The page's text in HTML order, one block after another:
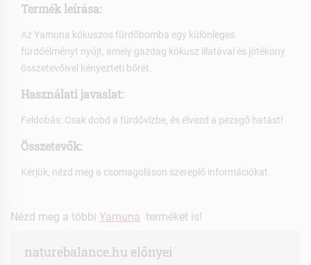
Termék leírása:
Az Yamuna kókuszos fürdőbomba egy különleges
fürdőélményt nyújt, amely gazdag kókusz illatával és jótékony
összetevőivel kényezteti bőrét.
Használati javaslat:
Feldobás: Csak dobd a fürdővízbe, és élvezd a pezsgő hatást!
Összetevők:
Kérjük, nézd meg a csomagoláson szereplő információkat.
Nézd meg a többi Yamuna terméket is!
naturebalance.hu előnyei